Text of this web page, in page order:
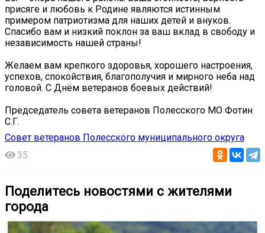
присяге и любовь к Родине являются истинным
примером патриотизма для наших детей и внуков.
Спасибо вам и низкий поклон за ваш вклад в свободу и
независимость нашей страны!
Желаем вам крепкого здоровья, хорошего настроения,
успехов, спокойствия, благополучия и мирного неба над
головой. С Днём ветеранов боевых действий!
Председатель совета ветеранов Полесского МО Фотин
С.Г.
Совет ветеранов Полесского муниципального округа
35
Поделитесь новостями с жителями
города